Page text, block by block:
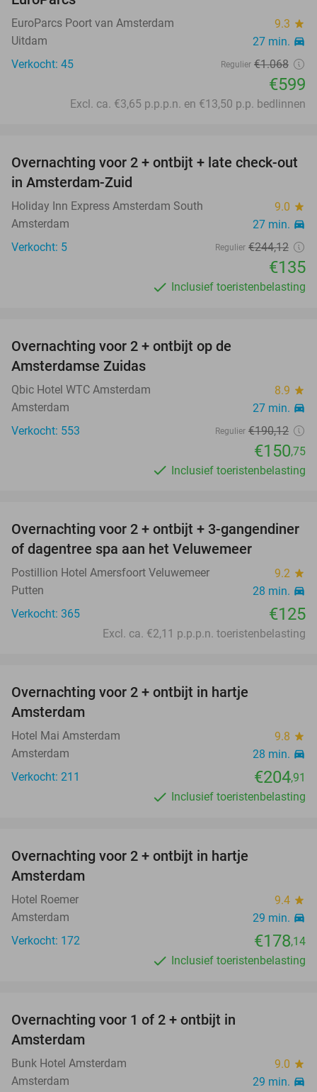
EuroParcs Poort van Amsterdam 9.3 star
Uitdam 27 min. directions_car
Verkocht: 45 Regulier €1.068
€599
Excl. ca. €3,65 p.p.p.n. en €13,50 p.p. bedlinnen
45%
Overnachting voor 2 + ontbijt + late check-out
in Amsterdam-Zuid
Holiday Inn Express Amsterdam South 9.0 star
Amsterdam 27 min. directions_car
Verkocht: 5 Regulier €244,12
€135
Inclusief toeristenbelasting
Overnachting voor 2 + ontbijt op de
Amsterdamse Zuidas
Qbic Hotel WTC Amsterdam 8.9 star
Amsterdam 27 min. directions_car
Verkocht: 553 Regulier €190,12
€150,75
Inclusief toeristenbelasting
Overnachting voor 2 + ontbijt + 3-gangendiner
of dagentree spa aan het Veluwemeer
Postillion Hotel Amersfoort Veluwemeer 9.2 star
Putten 28 min. directions_car
Verkocht: 365 €125
Excl. ca. €2,11 p.p.p.n. toeristenbelasting
Overnachting voor 2 + ontbijt in hartje
Amsterdam
Hotel Mai Amsterdam 9.8 star
Amsterdam 28 min. directions_car
Verkocht: 211 €204,91
Inclusief toeristenbelasting
Overnachting voor 2 + ontbijt in hartje
Amsterdam
Hotel Roemer 9.4 star
Amsterdam 29 min. directions_car
Verkocht: 172 €178,14
Inclusief toeristenbelasting
Overnachting voor 1 of 2 + ontbijt in
Amsterdam
Bunk Hotel Amsterdam 9.0 star
Amsterdam 29 min. directions_car